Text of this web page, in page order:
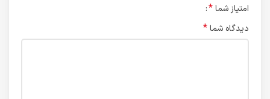
امتیاز شما*
دیدگاه شما*